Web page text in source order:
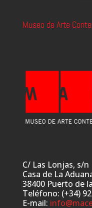
Museo de Arte
C/ Las Lonjas, s/n
Casa de La
38400 Puerto de
Teléfono: (+34)
E-mail: